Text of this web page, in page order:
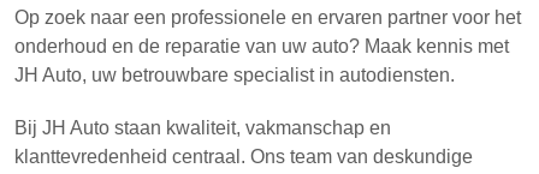
Op zoek naar een professionele en ervaren partner voor het
onderhoud en de reparatie van uw auto? Maak kennis met
JH Auto, uw betrouwbare specialist in autodiensten.
Bij JH Auto staan kwaliteit, vakmanschap en
klanttevredenheid centraal. Ons team van deskundige